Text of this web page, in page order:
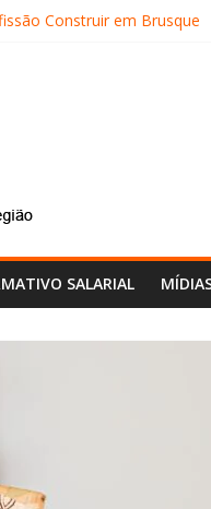
Construir em Brusque
Nova Central Sindical de
SALARIAL